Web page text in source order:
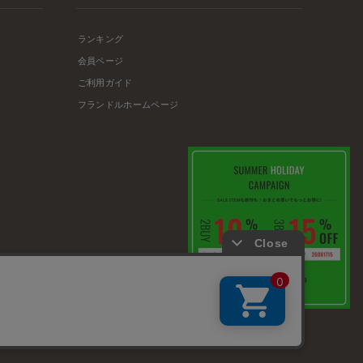
ランキング
会員ページ
ご利用ガイド
フランドルホームページ